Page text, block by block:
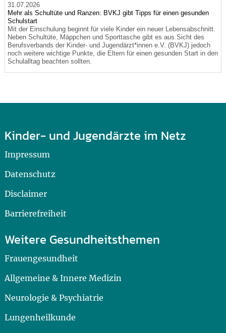
31.07.2026
Mehr als Schultüte und Ranzen: BVKJ gibt Tipps für einen gesunden
Schulstart
Mit der Einschulung beginnt für viele Kinder ein neuer Lebensabschnitt.
Neben Schultüte, Mäppchen und Sporttasche gibt es aus Sicht des
Berufsverbands der Kinder- und Jugendärzt*innen e.V. (BVKJ) jedoch
noch weitere wichtige Punkte, die Eltern für einen gesunden Start in den
Schulalltag beachten sollten.
Kinder- und Jugendärzte im Netz
Impressum
Datenschutz
Disclaimer
Barrierefreiheit
Weitere Gesundheitsthemen
Frauengesundheit
Allgemeine & Innere Medizin
Neurologie & Psychiatrie
Lungenheilkunde